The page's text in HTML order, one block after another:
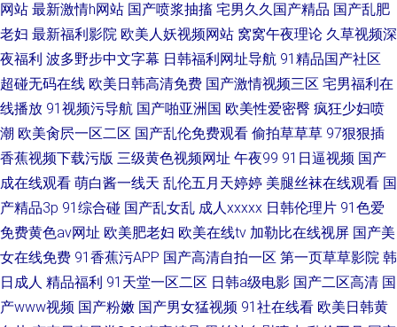
网站 最新激情h网站 国产喷浆抽搐 宅男久久国产精品 国产乱肥
老妇 最新福利影院 欧美人妖视频网站 窝窝午夜理论 久草视频深
夜福利 波多野步中文字幕 日韩福利网址导航 91精品国产社区
超碰无码在线 欧美日韩高清免费 国产激情视频三区 宅男福利在
线播放 91视频污导航 国产啪亚洲国 欧美性爱密臀 疯狂少妇喷
潮 欧美肏屄一区二区 国产乱伦免费观看 偷拍草草草 97狠狠插
香蕉视频下载污版 三级黄色视频网址 午夜99 91日逼视频 国产
成在线观看 萌白酱一线天 乱伦五月天婷婷 美腿丝袜在线观看 国
产精品3p 91综合碰 国产乱女乱 成人xxxxx 日韩伦理片 91色爱
免费黄色av网址 欧美肥老妇 欧美在线tv 加勒比在线视屏 国产美
女在线免费 91香蕉污APP 国产高清自拍一区 第一页草草影院 韩
日成人 精品福利 91天堂一区二区 日韩a级电影 国产二区高清 国
产www视频 国产粉嫩 国产男女猛视频 91社在线看 欧美日韩黄